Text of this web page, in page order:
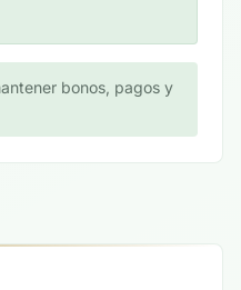
bonos, pagos y